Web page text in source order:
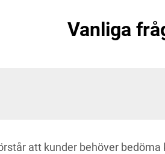
Vanliga
att kunder behöver